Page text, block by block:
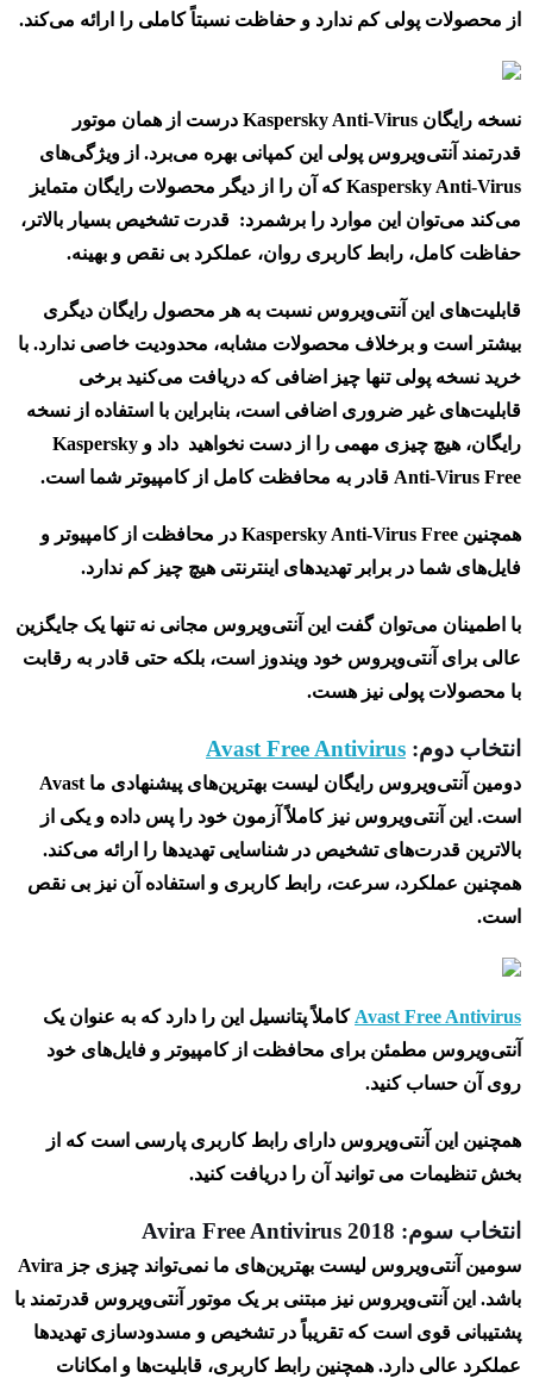
از محصولات پولی کم ندارد و حفاظت نسبتاً کاملی را ارائه می‌کند.
نسخه رایگان Kaspersky Anti-Virus درست از همان موتور
قدرتمند آنتی‌ویروس پولی این کمپانی بهره می‌برد. از ویژگی‌های
Kaspersky Anti-Virus که آن را از دیگر محصولات رایگان متمایز
می‌کند می‌توان این موارد را برشمرد: قدرت تشخیص بسیار بالاتر،
حفاظت کامل، رابط کاربری روان، عملکرد بی نقص و بهینه.
قابلیت‌های این آنتی‌ویروس نسبت به هر محصول رایگان دیگری
بیشتر است و برخلاف محصولات مشابه، محدودیت خاصی ندارد. با
خرید نسخه پولی تنها چیز اضافی که دریافت می‌کنید برخی
قابلیت‌های غیر ضروری اضافی است، بنابراین با استفاده از نسخه
رایگان، هیچ چیزی مهمی را از دست نخواهید داد و Kaspersky
Anti-Virus Free قادر به محافظت کامل از کامپیوتر شما است.
همچنین Kaspersky Anti-Virus Free در محافظت از کامپیوتر و
فایل‌های شما در برابر تهدیدهای اینترنتی هیچ چیز کم ندارد.
با اطمینان می‌توان گفت این آنتی‌ویروس مجانی نه تنها یک جایگزین
عالی برای آنتی‌ویروس خود ویندوز است، بلکه حتی قادر به رقابت
با محصولات پولی نیز هست.
انتخاب دوم: Avast Free Antivirus
دومین آنتی‌ویروس رایگان لیست بهترین‌های پیشنهادی ما Avast
است. این آنتی‌ویروس نیز کاملاً آزمون خود را پس داده و یکی از
بالاترین قدرت‌های تشخیص در شناسایی تهدیدها را ارائه می‌کند.
همچنین عملکرد، سرعت، رابط کاربری و استفاده آن نیز بی نقص
است.
Avast Free Antivirus کاملاً پتانسیل این را دارد که به عنوان یک
آنتی‌ویروس مطمئن برای محافظت از کامپیوتر و فایل‌های خود
روی آن حساب کنید.
همچنین این آنتی‌ویروس دارای رابط کاربری پارسی است که از
بخش تنظیمات می توانید آن را دریافت کنید.
انتخاب سوم: Avira Free Antivirus 2018
سومین آنتی‌ویروس لیست بهترین‌های ما نمی‌تواند چیزی جز Avira
باشد. این آنتی‌ویروس نیز مبتنی بر یک موتور آنتی‌ویروس قدرتمند با
پشتیبانی قوی است که تقریباً در تشخیص و مسدودسازی تهدیدها
عملکرد عالی دارد. همچنین رابط کاربری، قابلیت‌ها و امکانات